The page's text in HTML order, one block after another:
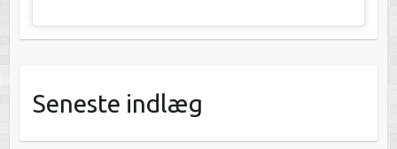
Seneste indlæg